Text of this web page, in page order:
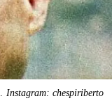
Instagram: chespiriberto